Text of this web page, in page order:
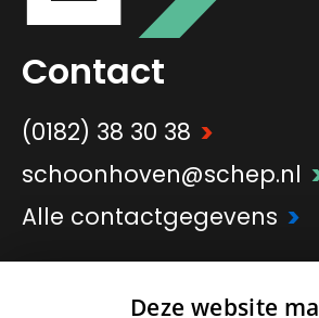
Contact
(0182) 38 30 38 >
schoonhoven@schep.nl
Alle contactgegevens >
Onderdeel vanSchep
Deze website